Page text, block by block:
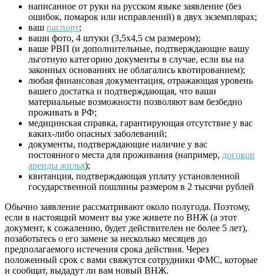
написанное от руки на русском языке заявление (без
ошибок, помарок или исправлений) в двух экземплярах;
ваш паспорт;
ваши фото, 4 штуки (3,5х4,5 см размером);
ваше РВП (и дополнительные, подтверждающие вашу
льготную категорию документы в случае, если вы на
законных основаниях не облагались квотированием);
любая финансовая документация, отражающая уровень
вашего достатка и подтверждающая, что ваши
материальные возможности позволяют вам безбедно
проживать в РФ;
медицинская справка, гарантирующая отсутствие у вас
каких-либо опасных заболеваний;
документы, подтверждающие наличие у вас
постоянного места для проживания (например, договор
аренды жилья);
квитанция, подтверждающая уплату установленной
государственной пошлины размером в 2 тысячи рублей
Обычно заявление рассматривают около полугода. Поэтому,
если в настоящий момент вы уже живете по ВНЖ (а этот
документ, к сожалению, будет действителен не более 5 лет),
позаботьтесь о его замене за несколько месяцев до
предполагаемого истечения срока действия. Через
положенный срок с вами свяжутся сотрудники ФМС, которые
и сообщат, выдадут ли вам новый ВНЖ.